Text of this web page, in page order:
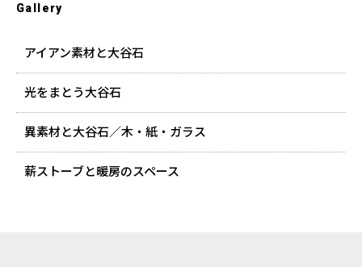
Gallery
アイアン素材と大谷石
光をまとう大谷石
異素材と大谷石／木・紙・ガラス
薪ストーブと暖房のスペース